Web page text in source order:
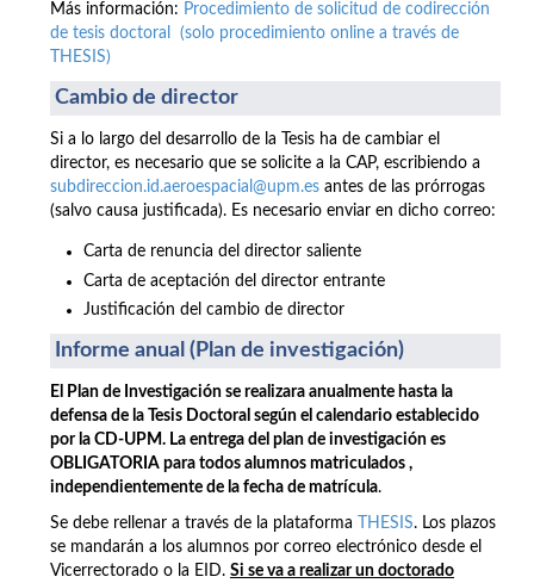
Más información: Procedimiento de solicitud de codirección
de tesis doctoral (solo procedimiento online a través de
THESIS)
Cambio de director
Si a lo largo del desarrollo de la Tesis ha de cambiar el
director, es necesario que se solicite a la CAP, escribiendo a
subdireccion.id.aeroespacial@upm.es antes de las prórrogas
(salvo causa justificada). Es necesario enviar en dicho correo:
Carta de renuncia del director saliente
Carta de aceptación del director entrante
Justificación del cambio de director
Informe anual (Plan de investigación)
El Plan de Investigación se realizara anualmente hasta la
defensa de la Tesis Doctoral según el calendario establecido
por la CD-UPM. La entrega del plan de investigación es
OBLIGATORIA para todos alumnos matriculados ,
independientemente de la fecha de matrícula.
Se debe rellenar a través de la plataforma THESIS. Los plazos
se mandarán a los alumnos por correo electrónico desde el
Vicerrectorado o la EID. Si se va a realizar un doctorado